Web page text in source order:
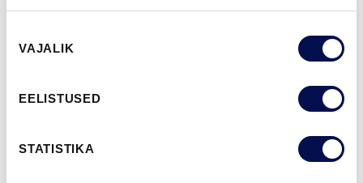
valik
VAJALIK
EELISTUSED
STATISTIKA
MÕÕDUD
LEIA EDASIMÜÜJA